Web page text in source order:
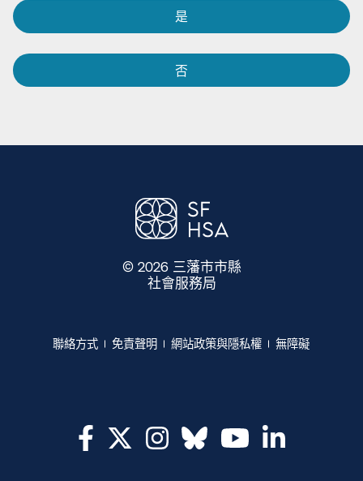
是​​
否​​
© 2026 三藩市市縣
社會服務局
聯絡方式​​ 免責聲明​​ 網站政策與隱私權​​ 無障礙​​